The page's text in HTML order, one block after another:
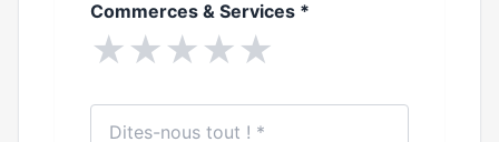
Commerces & Services *
★★★★★